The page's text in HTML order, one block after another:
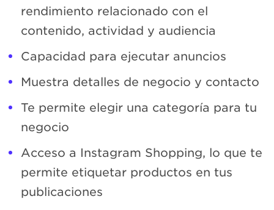
rendimiento relacionado con el
contenido, actividad y audiencia
Capacidad para ejecutar anuncios
Muestra detalles de negocio y contacto
Te permite elegir una categoría para tu
negocio
Acceso a Instagram Shopping, lo que te
permite etiquetar productos en tus
publicaciones